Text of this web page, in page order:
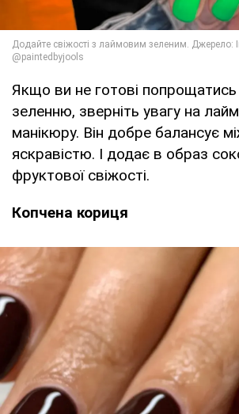
Якщо ви не готові попрощатись
зеленню, зверніть увагу на
манікюру. Він добре балансує
яскравістю. І додає в образ
фруктової свіжості.
Копчена кориця